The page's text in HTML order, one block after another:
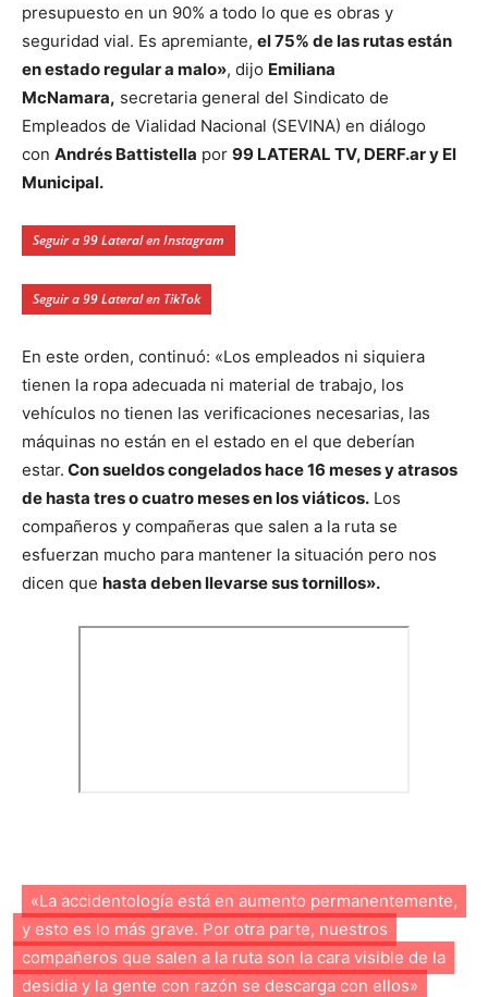
presupuesto en un 90% a todo lo que es obras y
seguridad vial. Es apremiante, el 75% de las rutas están
en estado regular a malo», dijo Emiliana
McNamara, secretaria general del Sindicato de
Empleados de Vialidad Nacional (SEVINA) en diálogo
con Andrés Battistella por 99 LATERAL TV, DERF.ar y El
Municipal.
Seguir a 99 Lateral en Instagram
Seguir a 99 Lateral en TikTok
En este orden, continuó: «Los empleados ni siquiera
tienen la ropa adecuada ni material de trabajo, los
vehículos no tienen las verificaciones necesarias, las
máquinas no están en el estado en el que deberían
estar. Con sueldos congelados hace 16 meses y atrasos
de hasta tres o cuatro meses en los viáticos. Los
compañeros y compañeras que salen a la ruta se
esfuerzan mucho para mantener la situación pero nos
dicen que hasta deben llevarse sus tornillos».
«La accidentología está en aumento permanentemente,
y esto es lo más grave. Por otra parte, nuestros
compañeros que salen a la ruta son la cara visible de la
desidia y la gente con razón se descarga con ellos»